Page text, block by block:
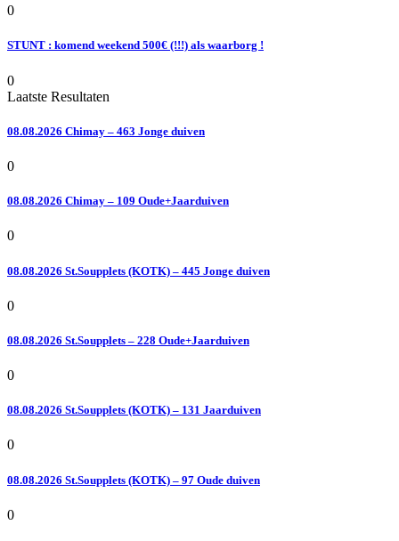
0
STUNT : komend weekend 500€ (!!!) als waarborg !
0
Laatste Resultaten
08.08.2026 Chimay – 463 Jonge duiven
0
08.08.2026 Chimay – 109 Oude+Jaarduiven
0
08.08.2026 St.Soupplets (KOTK) – 445 Jonge duiven
0
08.08.2026 St.Soupplets – 228 Oude+Jaarduiven
0
08.08.2026 St.Soupplets (KOTK) – 131 Jaarduiven
0
08.08.2026 St.Soupplets (KOTK) – 97 Oude duiven
0